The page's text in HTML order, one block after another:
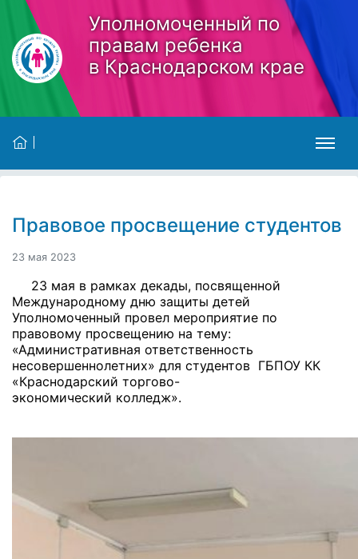
Skip to main content
Уполномоченный по
правам ребенка
в Краснодарском крае
Правовое просвещение студентов
23 мая 2023
23 мая в рамках декады, посвященной
Международному дню защиты детей
Уполномоченный провел мероприятие по
правовому просвещению на тему:
«Административная ответственность
несовершеннолетних» для студентов ГБПОУ КК
«Краснодарский торгово-
экономический колледж».